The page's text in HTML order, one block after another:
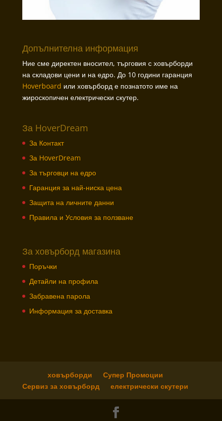
Допълнителна информация
Ние сме директен вносител, търговия с ховърборди
на складови цени и на едро. До 10 години гаранция
Hoverboard или ховърборд е познатото име на
жироскопичен електрически скутер.
За HoverDream
За Контакт
За HoverDream
За търговци на едро
Гаранция за най-ниска цена
Защита на личните данни
Правила и Условия за ползване
За ховърборд магазина
Поръчки
Детайли на профила
Забравена парола
Информация за доставка
ховърборди
Супер Промоции
Сервиз за ховърборд
електрически скутери